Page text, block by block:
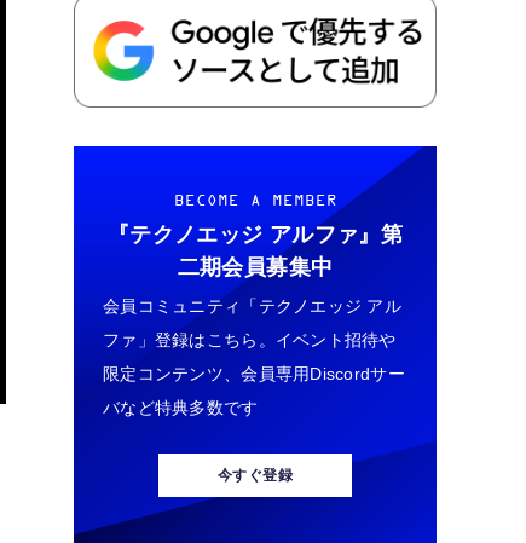
BECOME A MEMBER
『テクノエッジ アルファ』 第
二期会員募集中
会員コミュニティ「テクノエッジ アル
ファ」登録はこちら。イベント招待や
限定コンテンツ、会員専用Discordサー
バなど特典多数です
今すぐ登録